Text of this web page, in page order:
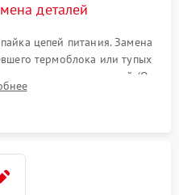
деталей
цепей питания. Замена
термоблока или тупых
уплотнителей (O-
надежного устранения